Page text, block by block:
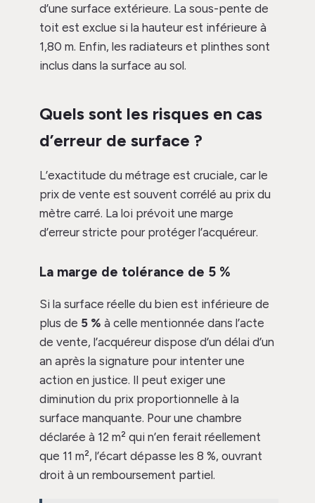
d’une surface extérieure. La sous-pente de
toit est exclue si la hauteur est inférieure à
1,80 m. Enfin, les radiateurs et plinthes sont
inclus dans la surface au sol.
Quels sont les risques en cas
d’erreur de surface ?
L’exactitude du métrage est cruciale, car le
prix de vente est souvent corrélé au prix du
mètre carré. La loi prévoit une marge
d’erreur stricte pour protéger l’acquéreur.
La marge de tolérance de 5 %
Si la surface réelle du bien est inférieure de
plus de 5 % à celle mentionnée dans l’acte
de vente, l’acquéreur dispose d’un délai d’un
an après la signature pour intenter une
action en justice. Il peut exiger une
diminution du prix proportionnelle à la
surface manquante. Pour une chambre
déclarée à 12 m² qui n’en ferait réellement
que 11 m², l’écart dépasse les 8 %, ouvrant
droit à un remboursement partiel.